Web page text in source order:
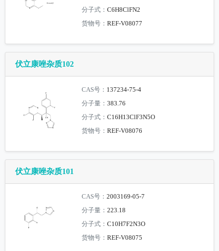
分子式：C6H8ClFN2
货物号：REF-V08077
伏立康唑杂质102
CAS号： 137234-75-4
分子量：383.76
分子式：C16H13ClF3N5O
货物号：REF-V08076
伏立康唑杂质101
CAS号：2003169-05-7
分子量：223.18
分子式：C10H7F2N3O
货物号：REF-V08075